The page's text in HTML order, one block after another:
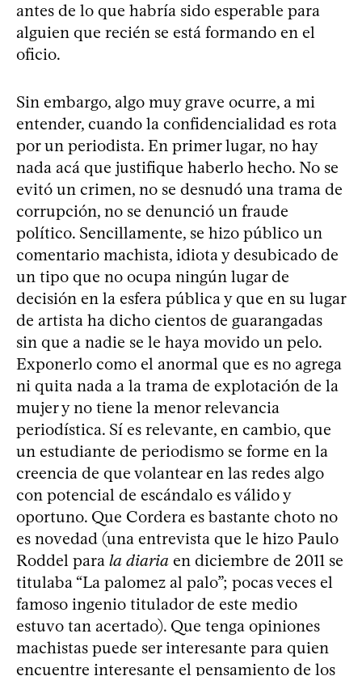
antes de lo que habría sido esperable para
alguien que recién se está formando en el
oficio.
Sin embargo, algo muy grave ocurre, a mi
entender, cuando la confidencialidad es rota
por un periodista. En primer lugar, no hay
nada acá que justifique haberlo hecho. No se
evitó un crimen, no se desnudó una trama de
corrupción, no se denunció un fraude
político. Sencillamente, se hizo público un
comentario machista, idiota y desubicado de
un tipo que no ocupa ningún lugar de
decisión en la esfera pública y que en su lugar
de artista ha dicho cientos de guarangadas
sin que a nadie se le haya movido un pelo.
Exponerlo como el anormal que es no agrega
ni quita nada a la trama de explotación de la
mujer y no tiene la menor relevancia
periodística. Sí es relevante, en cambio, que
un estudiante de periodismo se forme en la
creencia de que volantear en las redes algo
con potencial de escándalo es válido y
oportuno. Que Cordera es bastante choto no
es novedad (una entrevista que le hizo Paulo
Roddel para la diaria en diciembre de 2011 se
titulaba “La palomez al palo”; pocas veces el
famoso ingenio titulador de este medio
estuvo tan acertado). Que tenga opiniones
machistas puede ser interesante para quien
encuentre interesante el pensamiento de los